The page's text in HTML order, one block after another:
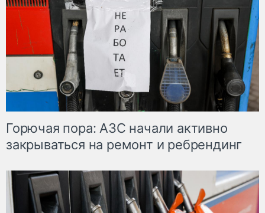
Горючая пора: АЗС начали активно
закрываться на ремонт и ребрендинг